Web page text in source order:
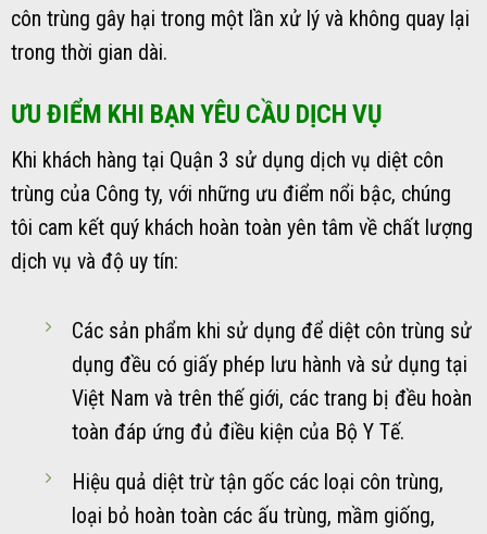
côn trùng gây hại trong một lần xử lý và không quay lại
trong thời gian dài.
ƯU ĐIỂM KHI BẠN YÊU CẦU DỊCH VỤ
Khi khách hàng tại Quận 3 sử dụng dịch vụ diệt côn
trùng của Công ty, với những ưu điểm nổi bậc, chúng
tôi cam kết quý khách hoàn toàn yên tâm về chất lượng
dịch vụ và độ uy tín:
Các sản phẩm khi sử dụng để diệt côn trùng sử
dụng đều có giấy phép lưu hành và sử dụng tại
Việt Nam và trên thế giới, các trang bị đều hoàn
toàn đáp ứng đủ điều kiện của Bộ Y Tế.
Hiệu quả diệt trừ tận gốc các loại côn trùng,
loại bỏ hoàn toàn các ấu trùng, mầm giống,